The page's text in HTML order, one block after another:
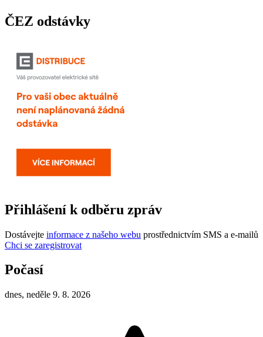
ČEZ odstávky
Přihlášení k odběru zpráv
Dostávejte informace z našeho webu prostřednictvím SMS a e-mailů
Chci se zaregistrovat
Počasí
dnes, neděle 9. 8. 2026